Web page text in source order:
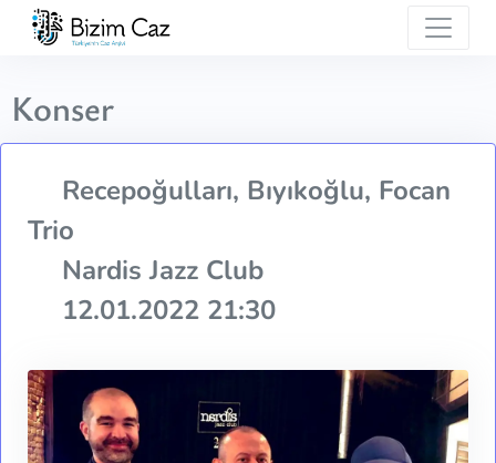
Konser
Recepoğulları, Bıyıkoğlu, Focan
Trio
Nardis Jazz Club
12.01.2022 21:30